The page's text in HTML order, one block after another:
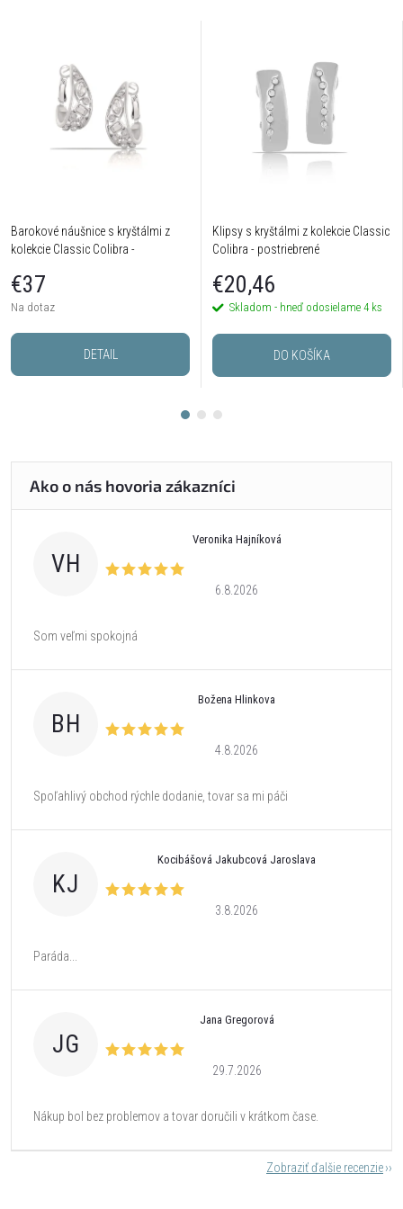
Barokové náušnice s kryštálmi z
kolekcie Classic Colibra -
€37
Na dotaz
DETAIL
Klipsy s kryštálmi z kolekcie Classic
Colibra - postriebrené
€20,46
Skladom - hneď odosielame 4 ks
DO KOŠÍKA
VH
Veronika Hajníková
6.8.2026
Som veľmi spokojná
BH
Božena Hlinkova
4.8.2026
Spoľahlivý obchod rýchle dodanie, tovar sa mi páči
KJ
Kocibášová Jakubcová Jaroslava
3.8.2026
Paráda...
JG
Jana Gregorová
29.7.2026
Nákup bol bez problemov a tovar doručili v krátkom čase.
Zobraziť ďalšie recenzie